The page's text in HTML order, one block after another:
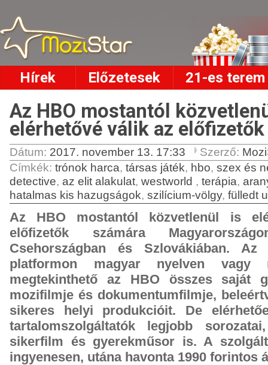
Hírek Előzetesek 21-es terem
Az HBO mostantól
elérhetővé válik az
Dátum: 2017. november 13. 17:33 Szerző:
Címkék: trónok harca, társas játék, hbo, szex és
detective, az elit alakulat, westworld , terápia,
hatalmas kis hazugságok, szilícium-völgy, fülledt
Az HBO mostantól közvetlenül is
előfizetők számára
Csehországban és Szlovákiában.
platformon magyar nyelven vagy
megtekinthető az HBO összes saját
mozifilmje és dokumentumfilmje,
sikeres helyi produkcióit. De
tartalomszolgáltatók legjobb
sikerfilm és gyerekműsor is. A
ingyenesen, utána havonta 1990 forintos